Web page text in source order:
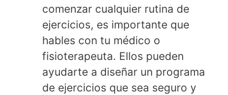
comenzar cualquier rutina de
ejercicios, es importante que
hables con tu médico o
fisioterapeuta. Ellos pueden
ayudarte a diseñar un programa
de ejercicios que sea seguro y